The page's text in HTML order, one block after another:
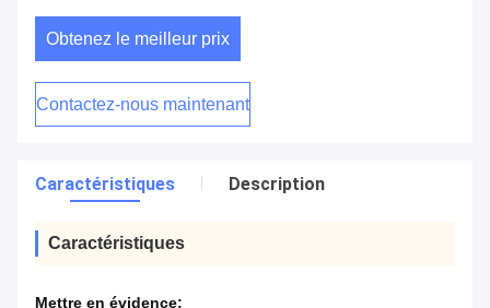
Obtenez le meilleur prix
Contactez-nous maintenant
Caractéristiques Description
Caractéristiques
Mettre en évidence: